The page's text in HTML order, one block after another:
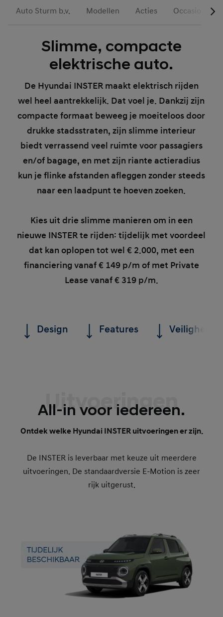
Auto Sturm b.v. Modellen Acties Occasions
Slimme, compacte
elektrische auto.
De Hyundai INSTER maakt elektrisch rijden
wel heel aantrekkelijk. Dat voel je. Dankzij zijn
compacte formaat beweeg je moeiteloos door
drukke stadsstraten, zijn slimme interieur
biedt verrassend veel ruimte voor passagiers
en/of bagage, en met zijn riante actieradius
kun je flinke afstanden afleggen zonder steeds
naar een laadpunt te hoeven zoeken.
Kies uit drie slimme manieren om in een
nieuwe INSTER te rijden: tijdelijk met voordeel
dat kan oplopen tot wel € 2.000, met een
financiering vanaf € 149 p/m of met Private
Lease vanaf € 319 p/m.
Design Features Veiligheid
Uitvoeringen
All-in voor iedereen.
Ontdek welke Hyundai INSTER uitvoeringen er zijn.
De INSTER is leverbaar met keuze uit meerdere
uitvoeringen. De standaardversie E-Motion is zeer
rijk uitgerust.